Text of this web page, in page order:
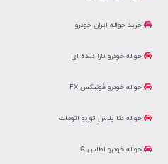
خرید حواله ایران خودرو
حواله خودرو تارا دنده ای
حواله خودرو فونیکس FX
حواله دنا پلاس توربو اتومات
حواله خودرو اطلس G